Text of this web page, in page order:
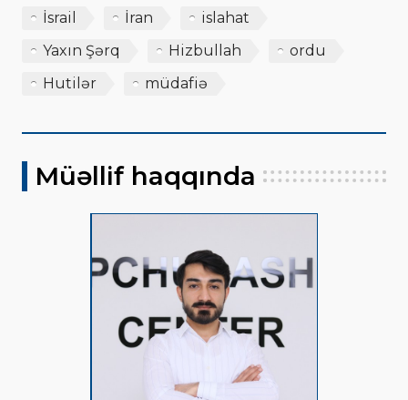
İsrail
İran
islahat
Yaxın Şərq
Hizbullah
ordu
Hutilər
müdafiə
Müəllif haqqında